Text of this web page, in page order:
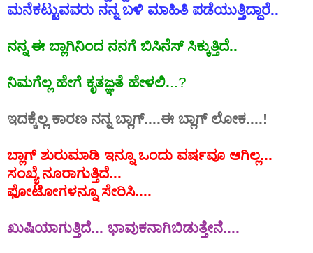
ಮನೆಕಟ್ಟುವವರು ನನ್ನ ಬಳಿ ಮಾಹಿತಿ ಪಡೆಯುತ್ತಿದ್ದಾರೆ..
ನನ್ನ ಈ ಬ್ಲಾಗಿನಿಂದ ನನಗೆ ಬಿಸಿನೆಸ್ ಸಿಕ್ಕುತ್ತಿದೆ..
ನಿಮಗೆಲ್ಲ ಹೇಗೆ ಕೃತಜ್ಞತೆ ಹೇಳಲಿ...?
ಇದಕ್ಕೆಲ್ಲ ಕಾರಣ ನನ್ನ ಬ್ಲಾಗ್....ಈ ಬ್ಲಾಗ್ ಲೋಕ....!
ಬ್ಲಾಗ್ ಶುರುಮಾಡಿ ಇನ್ನೂ ಒಂದು ವರ್ಷವೂ ಆಗಿಲ್ಲ...
ಸಂಖ್ಯೆ ನೂರಾಗುತ್ತಿದೆ...
ಫೋಟೋಗಳನ್ನೂ ಸೇರಿಸಿ....
ಖುಷಿಯಾಗುತ್ತಿದೆ... ಭಾವುಕನಾಗಿಬಿಡುತ್ತೇನೆ....